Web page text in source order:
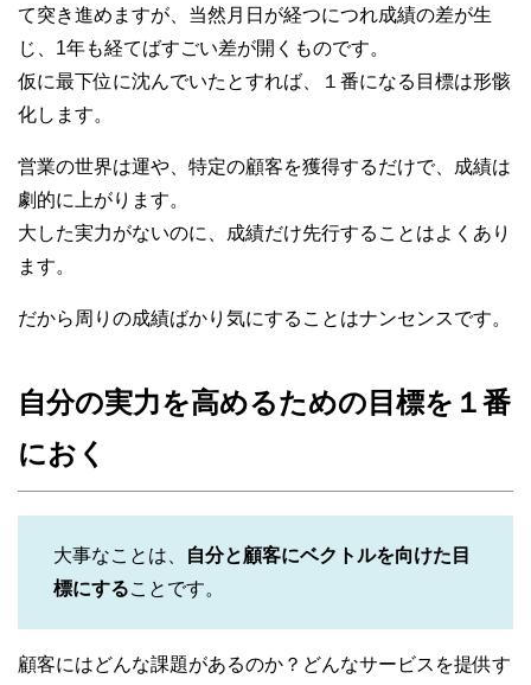
て突き進めますが、当然月日が経つにつれ成績の差が生
じ、1年も経てばすごい差が開くものです。
仮に最下位に沈んでいたとすれば、１番になる目標は形骸
化します。
営業の世界は運や、特定の顧客を獲得するだけで、成績は
劇的に上がります。
大した実力がないのに、成績だけ先行することはよくあり
ます。
だから周りの成績ばかり気にすることはナンセンスです。
自分の実力を高めるための目標を１番
におく
大事なことは、
自分と顧客にベクトルを向けた目
標にすることです。
顧客にはどんな課題があるのか？どんなサービスを提供す